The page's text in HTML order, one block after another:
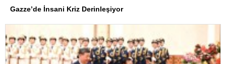
Gazze’de İnsani Kriz Derinleşiyor